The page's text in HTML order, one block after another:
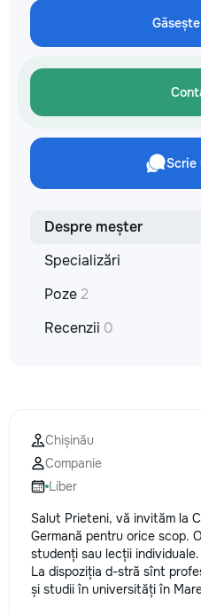
не включается? Не спешите
покупать новую! Спасем
бюджет.
Scrie
Despre meșter
Specializări
Poze2
Recenzii 0
Chișinău
Companie
Liber
Salut Prieteni, vă invităm la
Germană pentru orice scop.
studenți sau lecții individuale.
La dispoziția d-stră sînt
și studii în universități în